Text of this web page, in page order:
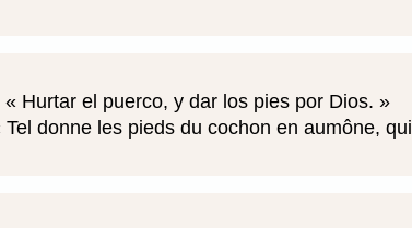
Hurtar el puerco, y dar los pies por Dios.
Tel donne les pieds du cochon en aumône,